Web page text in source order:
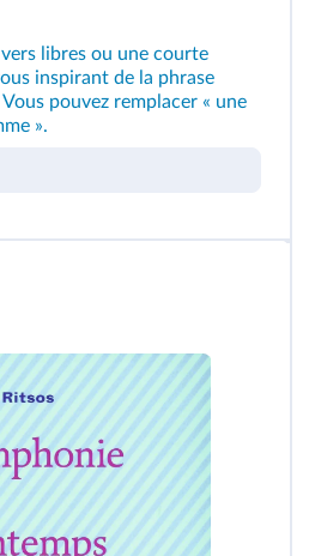
vers libres ou une courte
inspirant de la phrase
pouvez remplacer « une
».